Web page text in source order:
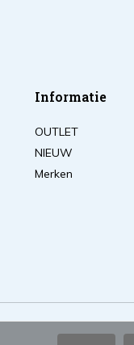
Informatie
OUTLET
NIEUW
Merken